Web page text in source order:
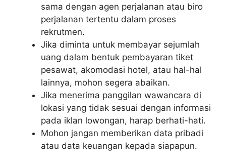
sama dengan agen perjalanan atau biro
perjalanan tertentu dalam proses
rekrutmen.
Jika diminta untuk membayar sejumlah
uang dalam bentuk pembayaran tiket
pesawat, akomodasi hotel, atau hal-hal
lainnya, mohon segera abaikan.
Jika menerima panggilan wawancara di
lokasi yang tidak sesuai dengan informasi
pada iklan lowongan, harap berhati-hati.
Mohon jangan memberikan data pribadi
atau data keuangan kepada siapapun.